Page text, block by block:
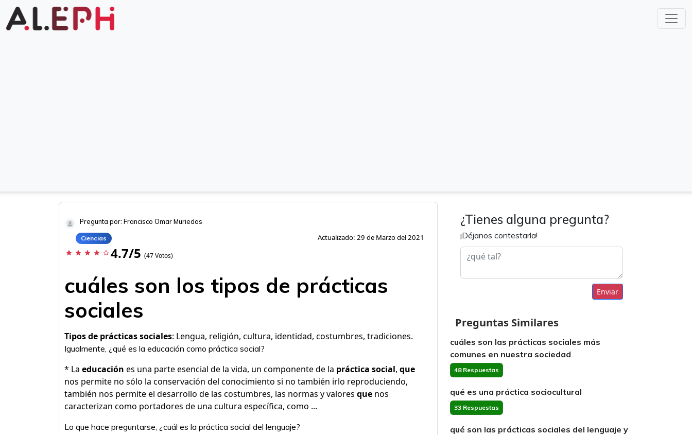
Pregunta por: Francisco Omar Muriedas
Ciencias Actualizado: 29 de Marzo del 2021
star star star star star_border 4.7/5 (47 Votos)
cuáles son los tipos de prácticas
sociales
Tipos de prácticas sociales: Lengua, religión, cultura, identidad, costumbres, tradiciones.
Igualmente, ¿qué es la educación como práctica social?
* La educación es una parte esencial de la vida, un componente de la práctica social, que
nos permite no sólo la conservación del conocimiento si no también irlo reproduciendo,
también nos permite el desarrollo de las costumbres, las normas y valores que nos
caracterizan como portadores de una cultura específica, como ...
Lo que hace preguntarse, ¿cuál es la práctica social del lenguaje?
¿Tienes alguna pregunta?
¡Déjanos contestarla!
Enviar
Preguntas Similares
cuáles son las prácticas sociales más
comunes en nuestra sociedad
48 Respuestas
qué es una práctica sociocultural
33 Respuestas
qué son las prácticas sociales del lenguaje y